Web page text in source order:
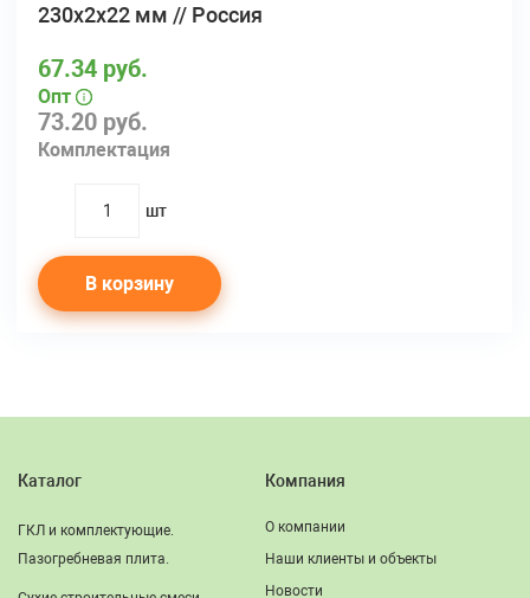
230х2х22 мм // Россия
73.20 руб.
Комплектация
67.34 руб.
Опт
quantity
шт
В корзину
Каталог
ГКЛ и комплектующие.
Пазогребневая плита.
Компания
О компании
Наши клиенты и объекты
Новости